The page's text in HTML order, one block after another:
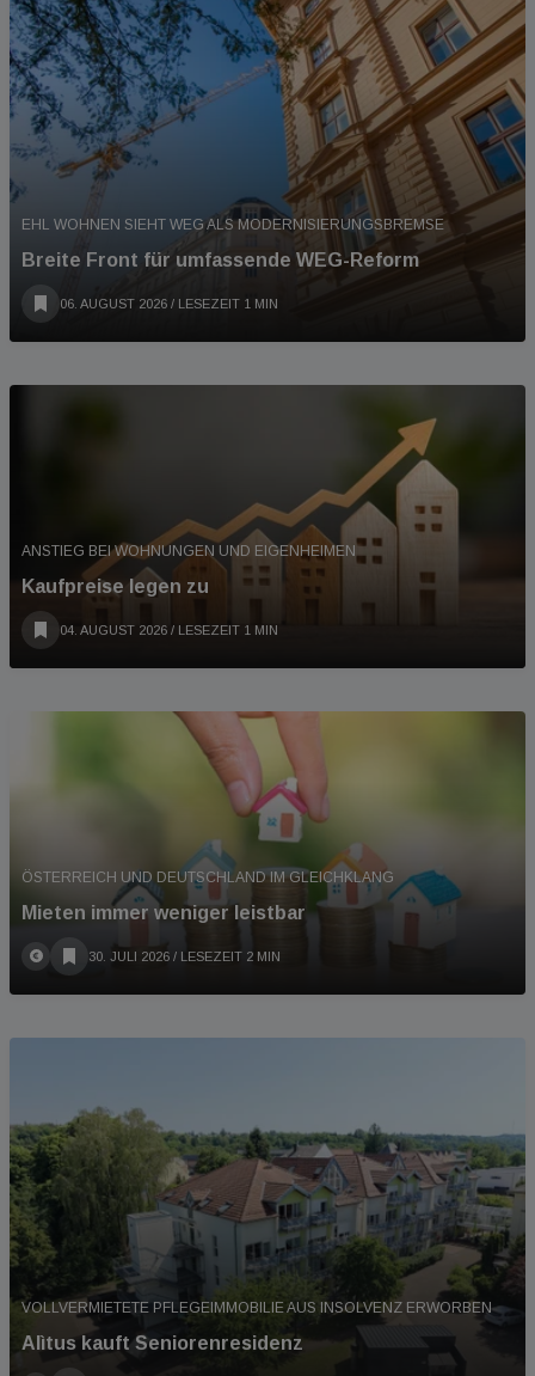
EHL WOHNEN SIEHT WEG ALS MODERNISIERUNGSBREMSE
Breite Front für umfassende WEG-Reform
06. AUGUST 2026 / LESEZEIT 1 MIN
ANSTIEG BEI WOHNUNGEN UND EIGENHEIMEN
Kaufpreise legen zu
04. AUGUST 2026 / LESEZEIT 1 MIN
ÖSTERREICH UND DEUTSCHLAND IM GLEICHKLANG
Mieten immer weniger leistbar
30. JULI 2026 / LESEZEIT 2 MIN
VOLLVERMIETETE PFLEGEIMMOBILIE AUS INSOLVENZ ERWORBEN
Alìtus kauft Seniorenresidenz